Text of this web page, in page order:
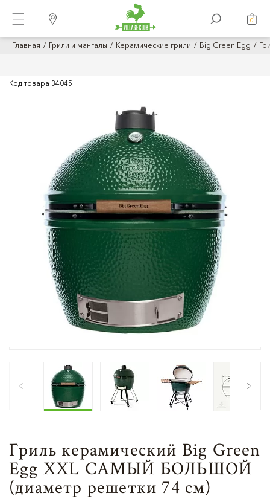
0
Главная Грили и мангалы Керамические грили Big Green Egg
Код товара 34045
Гриль керамический Big Green
Egg XXL САМЫЙ БОЛЬШОЙ
(диаметр решетки 74 см)